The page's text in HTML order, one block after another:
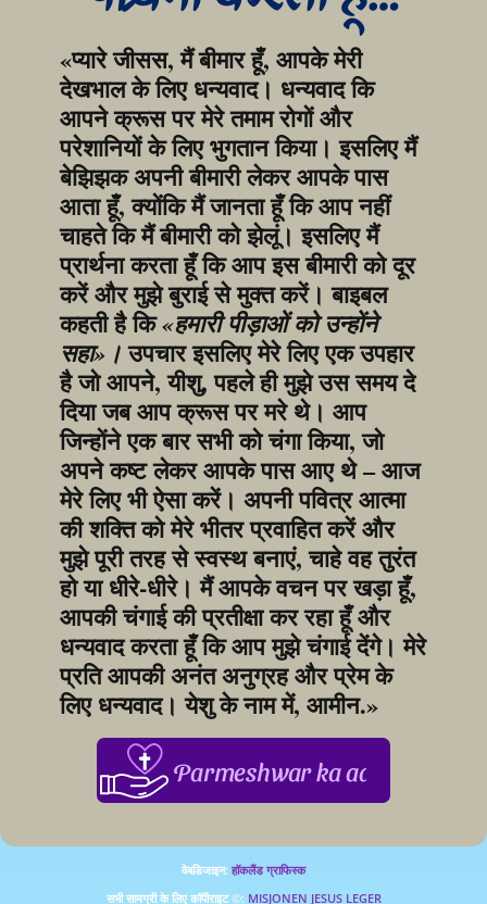
«प्यारे जीसस, मैं बीमार हूँ, आपके मेरी
देखभाल के लिए धन्यवाद। धन्यवाद कि
आपने क्रूस पर मेरे तमाम रोगों और
परेशानियों के लिए भुगतान किया। इसलिए मैं
बेझिझक अपनी बीमारी लेकर आपके पास
आता हूँ, क्योंकि मैं जानता हूँ कि आप नहीं
चाहते कि मैं बीमारी को झेलूं। इसलिए मैं
प्रार्थना करता हूँ कि आप इस बीमारी को दूर
करें और मुझे बुराई से मुक्त करें। बाइबल
कहती है कि «हमारी पीड़ाओं को उन्होंने
सहा»। उपचार इसलिए मेरे लिए एक उपहार
है जो आपने, यीशु, पहले ही मुझे उस समय दे
दिया जब आप क्रूस पर मरे थे। आप
जिन्होंने एक बार सभी को चंगा किया, जो
अपने कष्ट लेकर आपके पास आए थे – आज
मेरे लिए भी ऐसा करें। अपनी पवित्र आत्मा
की शक्ति को मेरे भीतर प्रवाहित करें और
मुझे पूरी तरह से स्वस्थ बनाएं, चाहे वह तुरंत
हो या धीरे-धीरे। मैं आपके वचन पर खड़ा हूँ,
आपकी चंगाई की प्रतीक्षा कर रहा हूँ और
धन्यवाद करता हूँ कि आप मुझे चंगाई देंगे। मेरे
प्रति आपकी अनंत अनुग्रह और प्रेम के
लिए धन्यवाद। येशु के नाम में, आमीन.»
Parmeshwar ka aabhar,
वेबडिजाइन: हॉकलैंड ग्राफिस्क
सभी सामग्री के लिए कॉपीराइट ©: MISJONEN JESUS LEGER